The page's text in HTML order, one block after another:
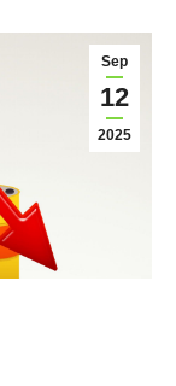
Sep
12
2025